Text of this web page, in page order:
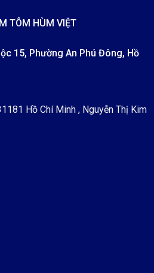
TÔM HÙM VIỆT
15, Phường An Phú Đông, Hồ
Hồ Chí Minh , Nguyễn Thị Kim